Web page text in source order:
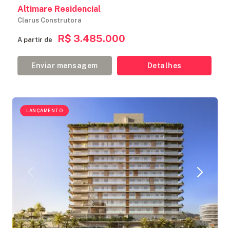
Altimare Residencial
Clarus Construtora
A partir de R$ 3.485.000
Enviar mensagem Detalhes
LANÇAMENTO